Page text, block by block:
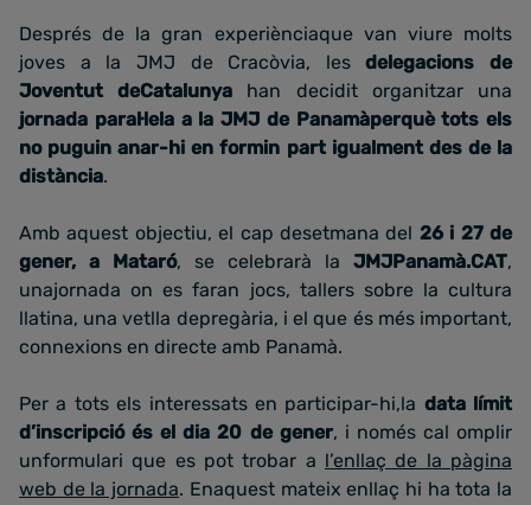
Després de la gran experiènciaque van viure molts
joves a la JMJ de Cracòvia, lesdelegacions de
Joventut deCatalunya han decidit organitzar una
jornada paral·lela a la JMJ de Panamàperquè tots els
no puguin anar-hi en formin part igualment des de la
distància.
Amb aquest objectiu, el cap desetmana del 26 i 27 de
gener, a Mataró, se celebrarà la JMJPanamà.CAT,
unajornada on es faran jocs, tallers sobre la cultura
llatina, una vetlla depregària, i el que és més important,
connexions en directe amb Panamà.
Per a tots els interessats en participar-hi,la data límit
d’inscripció és el dia 20 de gener, i només cal omplir
unformulari que es pot trobar a l’enllaç de la pàgina
web de la jornada. Enaquest mateix enllaç hi ha tota la